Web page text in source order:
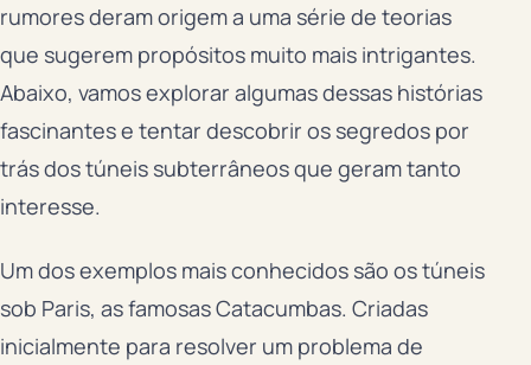
rumores deram origem a uma série de teorias
que sugerem propósitos muito mais intrigantes.
Abaixo, vamos explorar algumas dessas histórias
fascinantes e tentar descobrir os segredos por
trás dos túneis subterrâneos que geram tanto
interesse.
Um dos exemplos mais conhecidos são os túneis
sob Paris, as famosas Catacumbas. Criadas
inicialmente para resolver um problema de